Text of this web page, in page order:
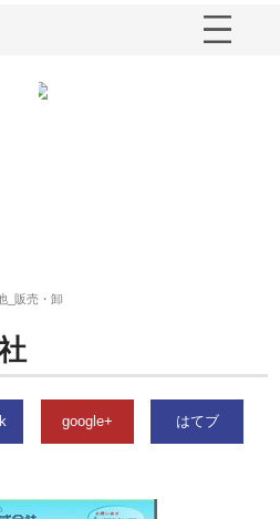
_販売・卸
google+ はてブ